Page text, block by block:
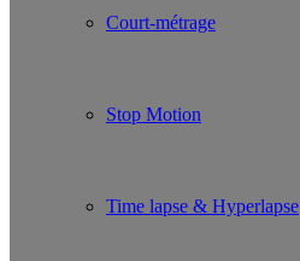
Court-métrage
Stop Motion
Time lapse & Hyperlapse